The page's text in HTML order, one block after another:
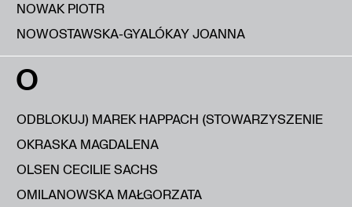
NOWAK PIOTR
NOWOSTAWSKA-GYALÓKAY JOANNA
O
ODBLOKUJ) MAREK HAPPACH (STOWARZYSZENIE
OKRASKA MAGDALENA
OLSEN CECILIE SACHS
OMILANOWSKA MAŁGORZATA